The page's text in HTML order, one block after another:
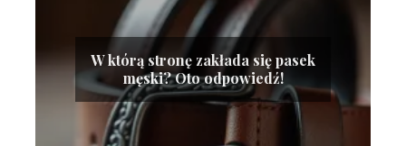
W którą stronę zakłada się pasek
męski? Oto odpowiedź!